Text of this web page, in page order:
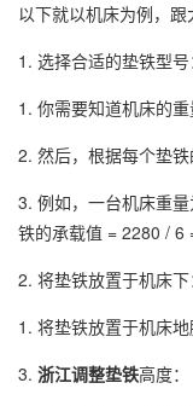
以下就以机床为例，跟
1. 选择合适的垫铁型号
1. 你需要知道机床的重
2. 然后，根据每个垫铁
3. 例如，一台机床重
铁的承载值 = 2280 / 6
2. 将垫铁放置于机床下
1. 将垫铁放置于机床
3. 浙江调整垫铁高度：